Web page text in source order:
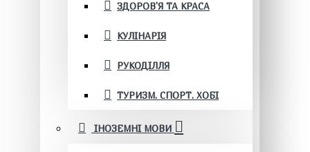
ЗДОРОВ'Я ТА КРАСА
КУЛІНАРІЯ
РУКОДІЛЛЯ
ТУРИЗМ. СПОРТ. ХОБІ
ІНОЗЕМНІ МОВИ